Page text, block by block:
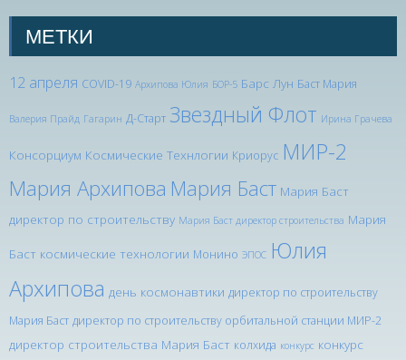
МЕТКИ
12 апреля COVID-19 Архипова Юлия БОР-5 Барс Лун Баст Мария
Валерия Прайд Гагарин Д-Старт Звездный Флот Ирина Грачева
Консорциум Космические Технлогии Криорус МИР-2
Мария Архипова Мария Баст Мария Баст
директор по строительству Мария Баст директор строительства Мария
Баст космические технологии Монино ЭПОС Юлия
Архипова день космонавтики директор по строительству
Мария Баст директор по строительству орбитальной станции МИР-2
директор строительства Мария Баст колхида конкурс конкурс